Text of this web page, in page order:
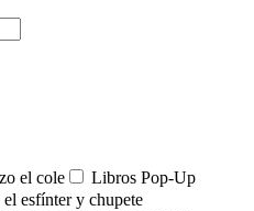
el cole
Libros Pop-Up
el esfínter y chupete